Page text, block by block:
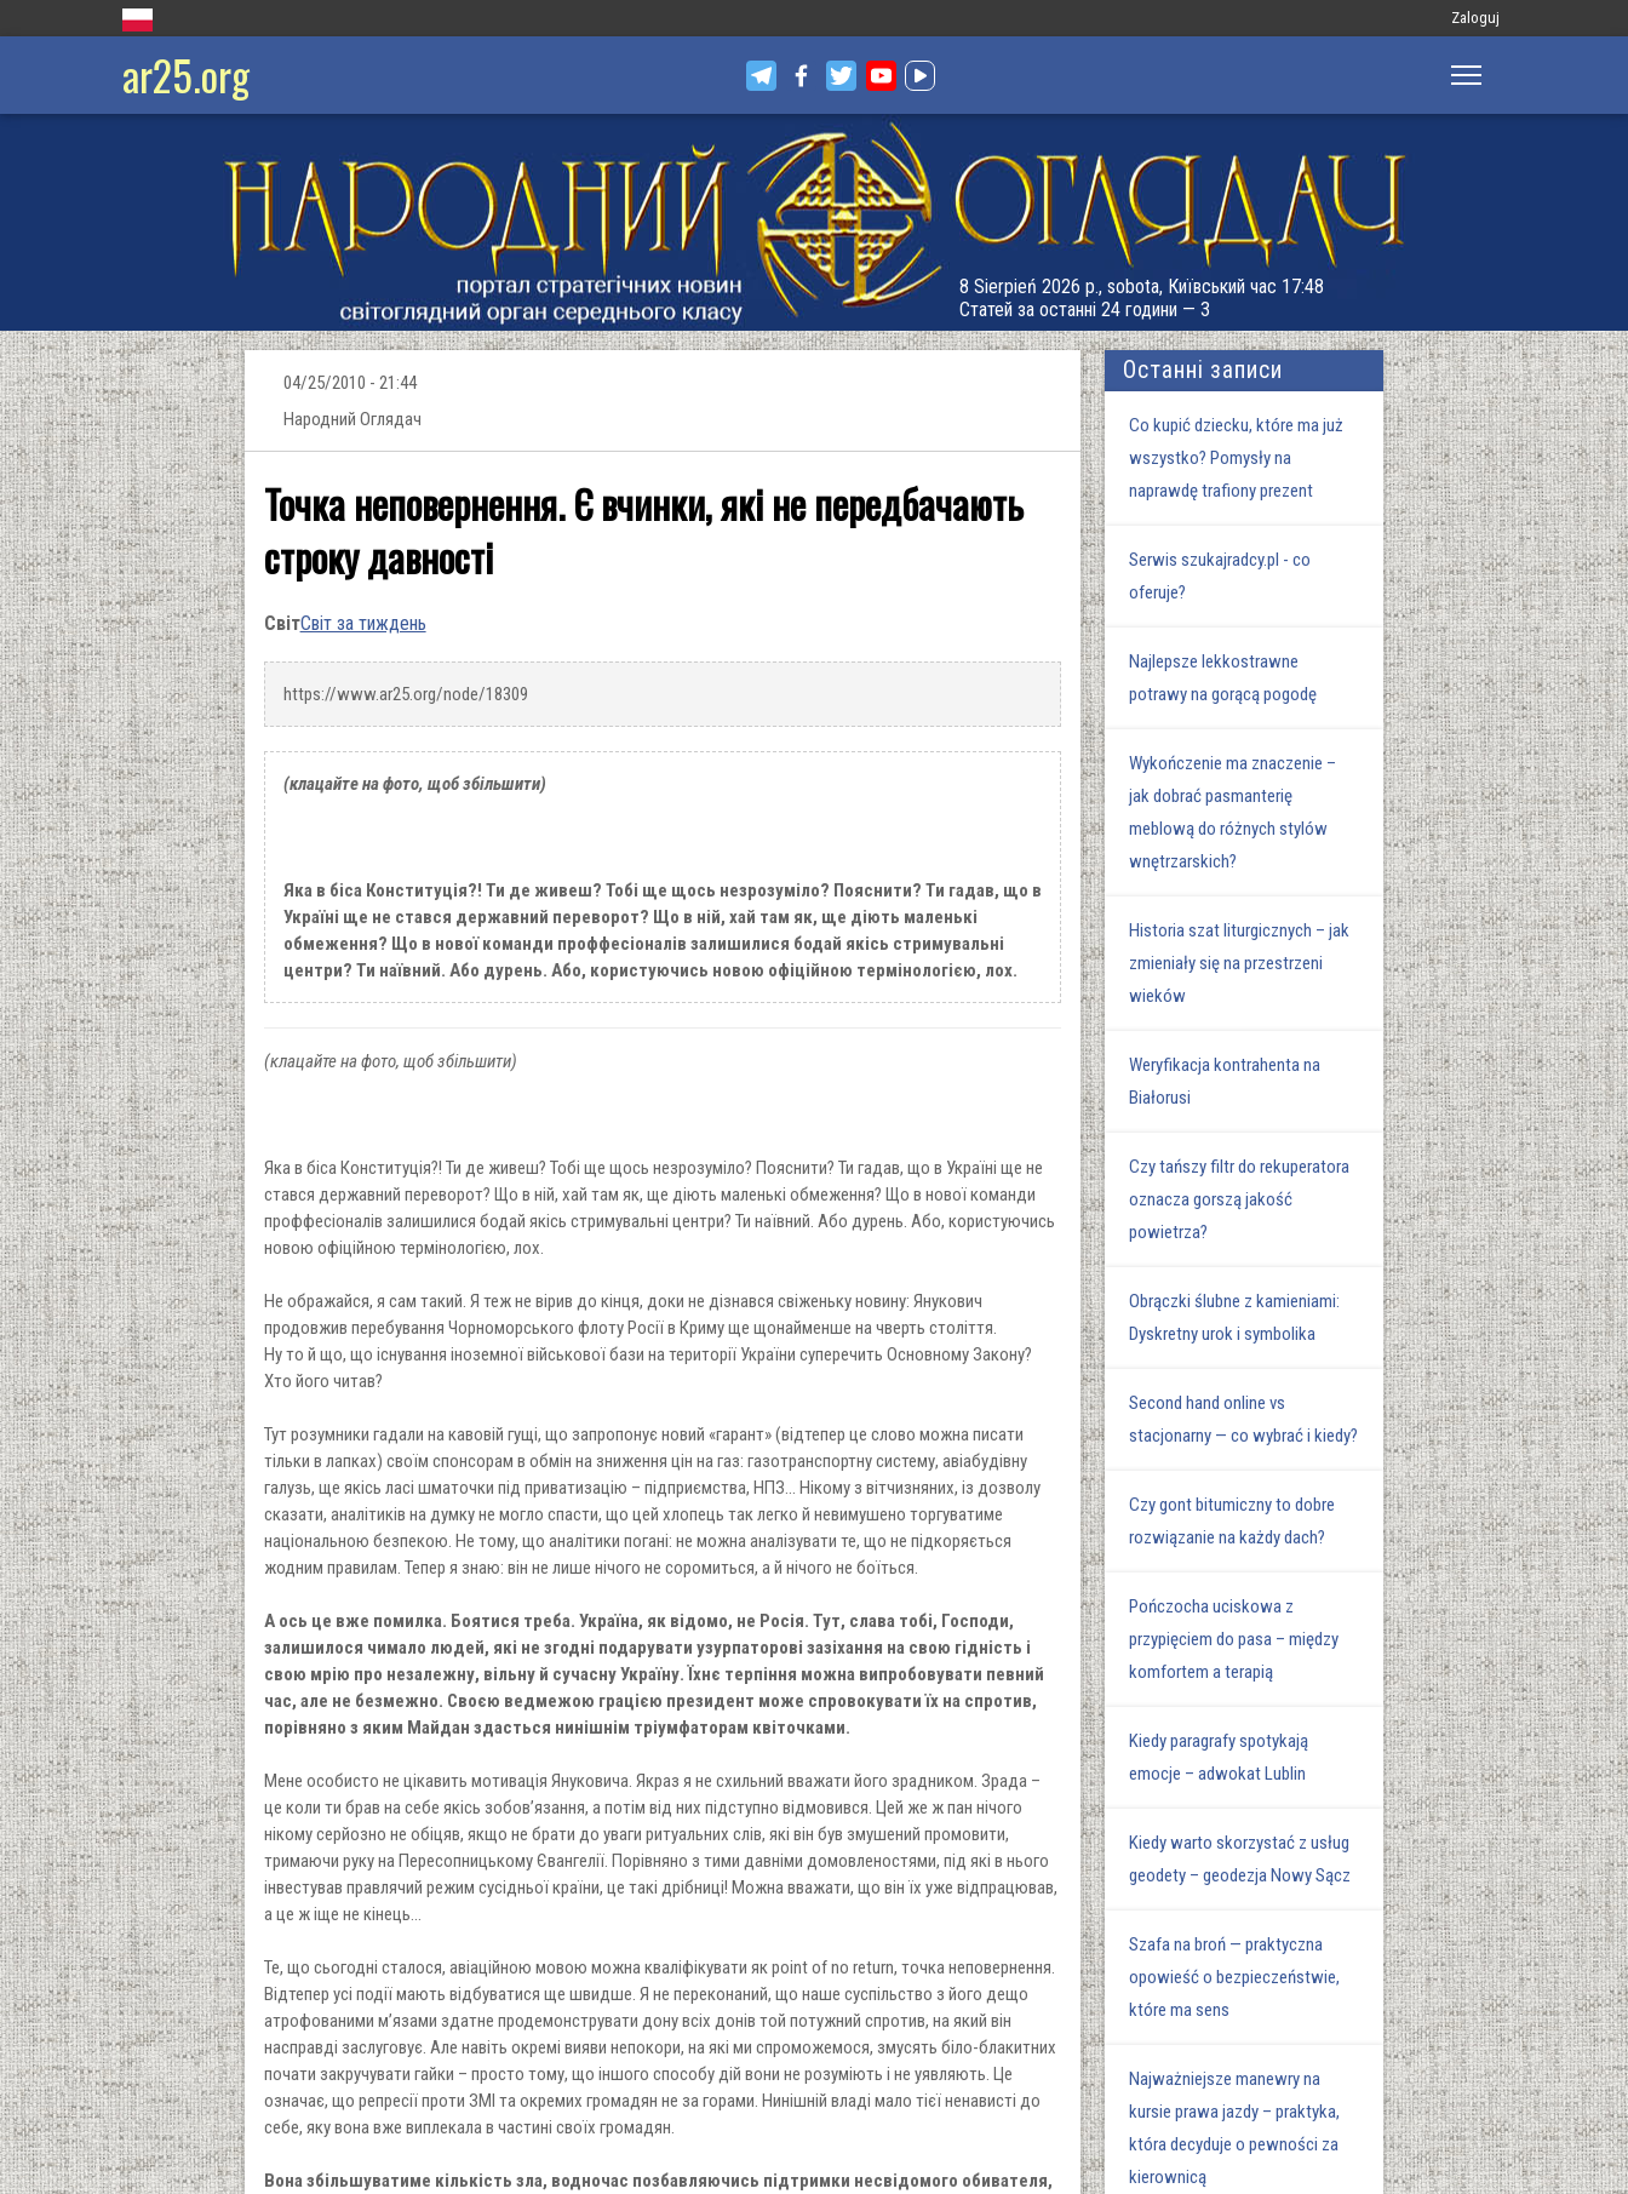
Меню
запису
Zaloguj
ar25.org
8 Sierpień 2026 р., sobota, Київський час 17:48
Статей за останні 24 години — 3
04/25/2010 - 21:44
Народний Оглядач
Точка неповернення. Є вчинки, які не передбачають
строку давності
СвітСвіт за тиждень
https://www.ar25.org/node/18309
(клацайте на фото, щоб збільшити)
Яка в біса Конституція?! Ти де живеш? Тобі ще щось незрозуміло? Пояснити? Ти гадав, що в
Україні ще не стався державний переворот? Що в ній, хай там як, ще діють маленькі
обмеження? Що в нової команди проффесіоналів залишилися бодай якісь стримувальні
центри? Ти наївний. Або дурень. Або, користуючись новою офіційною термінологією, лох.
(клацайте на фото, щоб збільшити)
Яка в біса Конституція?! Ти де живеш? Тобі ще щось незрозуміло? Пояснити? Ти гадав, що в Україні ще не
стався державний переворот? Що в ній, хай там як, ще діють маленькі обмеження? Що в нової команди
проффесіоналів залишилися бодай якісь стримувальні центри? Ти наївний. Або дурень. Або, користуючись
новою офіційною термінологією, лох.
Не ображайся, я сам такий. Я теж не вірив до кінця, доки не дізнався свіженьку новину: Янукович
продовжив перебування Чорноморського флоту Росії в Криму ще щонайменше на чверть століття.
Ну то й що, що існування іноземної військової бази на території України суперечить Основному Закону?
Хто його читав?
Тут розумники гадали на кавовій гущі, що запропонує новий «гарант» (відтепер це слово можна писати
тільки в лапках) своїм спонсорам в обмін на зниження цін на газ: газотранспортну систему, авіабудівну
галузь, ще якісь ласі шматочки під приватизацію – підприємства, НПЗ... Нікому з вітчизняних, із дозволу
сказати, аналітиків на думку не могло спасти, що цей хлопець так легко й невимушено торгуватиме
національною безпекою. Не тому, що аналітики погані: не можна аналізувати те, що не підкоряється
жодним правилам. Тепер я знаю: він не лише нічого не соромиться, а й нічого не боїться.
А ось це вже помилка. Боятися треба. Україна, як відомо, не Росія. Тут, слава тобі, Господи,
залишилося чимало людей, які не згодні подарувати узурпаторові зазіхання на свою гідність і
свою мрію про незалежну, вільну й сучасну Україну. Їхнє терпіння можна випробовувати певний
час, але не безмежно. Своєю ведмежою грацією президент може спровокувати їх на спротив,
порівняно з яким Майдан здасться нинішнім тріумфаторам квіточками.
Мене особисто не цікавить мотивація Януковича. Якраз я не схильний вважати його зрадником. Зрада –
це коли ти брав на себе якісь зобов’язання, а потім від них підступно відмовився. Цей же ж пан нічого
нікому серйозно не обіцяв, якщо не брати до уваги ритуальних слів, які він був змушений промовити,
тримаючи руку на Пересопницькому Євангелії. Порівняно з тими давніми домовленостями, під які в нього
інвестував правлячий режим сусідньої країни, це такі дрібниці! Можна вважати, що він їх уже відпрацював,
а це ж іще не кінець...
Те, що сьогодні сталося, авіаційною мовою можна кваліфікувати як point of no return, точка неповернення.
Відтепер усі події мають відбуватися ще швидше. Я не переконаний, що наше суспільство з його дещо
атрофованими м’язами здатне продемонструвати дону всіх донів той потужний спротив, на який він
насправді заслуговує. Але навіть окремі вияви непокори, на які ми спроможемося, змусять біло-блакитних
почати закручувати гайки – просто тому, що іншого способу дій вони не розуміють і не уявляють. Це
означає, що репресії проти ЗМІ та окремих громадян не за горами. Нинішній владі мало тієї ненависті до
себе, яку вона вже виплекала в частині своїх громадян.
Вона збільшуватиме кількість зла, водночас позбавляючись підтримки несвідомого обивателя,
Останні записи
Co kupić dziecku, które ma już
wszystko? Pomysły na
naprawdę trafiony prezent
Serwis szukajradcy.pl - co
oferuje?
Najlepsze lekkostrawne
potrawy na gorącą pogodę
Wykończenie ma znaczenie –
jak dobrać pasmanterię
meblową do różnych stylów
wnętrzarskich?
Historia szat liturgicznych – jak
zmieniały się na przestrzeni
wieków
Weryfikacja kontrahenta na
Białorusi
Czy tańszy filtr do rekuperatora
oznacza gorszą jakość
powietrza?
Obrączki ślubne z kamieniami:
Dyskretny urok i symbolika
Second hand online vs
stacjonarny — co wybrać i kiedy?
Czy gont bitumiczny to dobre
rozwiązanie na każdy dach?
Pończocha uciskowa z
przypięciem do pasa – między
komfortem a terapią
Kiedy paragrafy spotykają
emocje – adwokat Lublin
Kiedy warto skorzystać z usług
geodety – geodezja Nowy Sącz
Szafa na broń — praktyczna
opowieść o bezpieczeństwie,
które ma sens
Najważniejsze manewry na
kursie prawa jazdy – praktyka,
która decyduje o pewności za
kierownicą